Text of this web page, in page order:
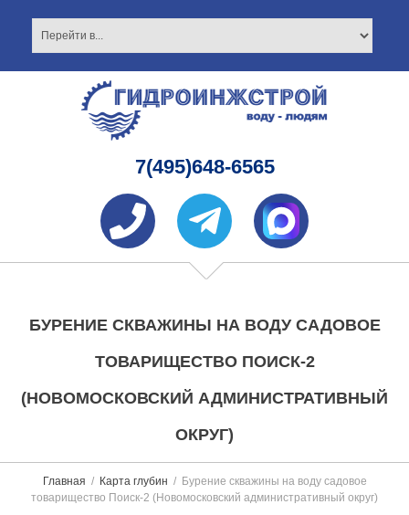
7(495)648-6565
БУРЕНИЕ СКВАЖИНЫ НА ВОДУ САДОВОЕ
ТОВАРИЩЕСТВО ПОИСК-2
(НОВОМОСКОВСКИЙ АДМИНИСТРАТИВНЫЙ
ОКРУГ)
Главная Карта глубин
Бурение скважины на воду садовое
товарищество Поиск-2 (Новомосковский административный округ)